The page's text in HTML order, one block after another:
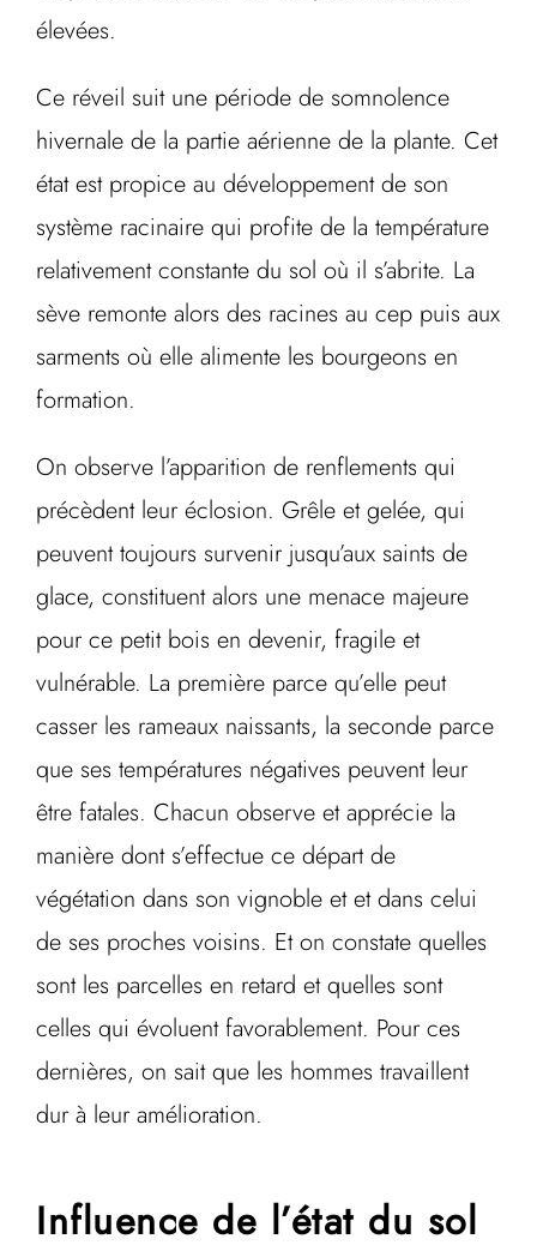
élevées.
Ce réveil suit une période de somnolence
hivernale de la partie aérienne de la plante. Cet
état est propice au développement de son
système racinaire qui profite de la température
relativement constante du sol où il s’abrite. La
sève remonte alors des racines au cep puis aux
sarments où elle alimente les bourgeons en
formation.
On observe l’apparition de renflements qui
précèdent leur éclosion. Grêle et gelée, qui
peuvent toujours survenir jusqu’aux saints de
glace, constituent alors une menace majeure
pour ce petit bois en devenir, fragile et
vulnérable. La première parce qu’elle peut
casser les rameaux naissants, la seconde parce
que ses températures négatives peuvent leur
être fatales. Chacun observe et apprécie la
manière dont s’effectue ce départ de
végétation dans son vignoble et et dans celui
de ses proches voisins. Et on constate quelles
sont les parcelles en retard et quelles sont
celles qui évoluent favorablement. Pour ces
dernières, on sait que les hommes travaillent
dur à leur amélioration.
Influence de l’état du sol